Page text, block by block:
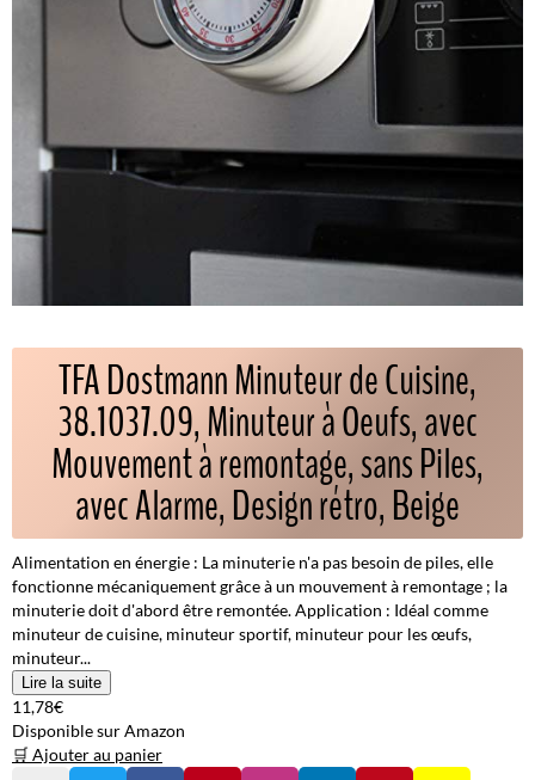
TFA Dostmann Minuteur de Cuisine,
38.1037.09, Minuteur à Oeufs, avec
Mouvement à remontage, sans Piles,
avec Alarme, Design rétro, Beige
Alimentation en énergie : La minuterie n'a pas besoin de piles, elle
fonctionne mécaniquement grâce à un mouvement à remontage ; la
minuterie doit d'abord être remontée. Application : Idéal comme
minuteur de cuisine, minuteur sportif, minuteur pour les œufs,
minuteur...
Lire la suite
11,78€
Disponible sur Amazon
🛒 Ajouter au panier